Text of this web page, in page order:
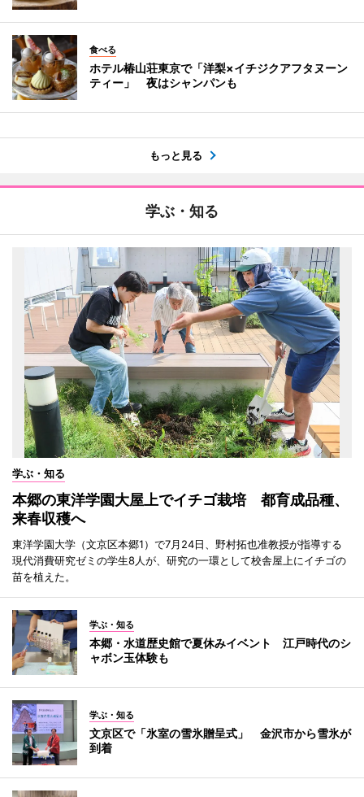
食べる
ホテル椿山荘東京で「洋梨×イチジクアフタヌーン
ティー」 夜はシャンパンも
もっと見る
学ぶ・知る
学ぶ・知る
本郷の東洋学園大屋上でイチゴ栽培 都育成品種、
来春収穫へ
東洋学園大学（文京区本郷1）で7月24日、野村拓也准教授が指導する
現代消費研究ゼミの学生8人が、研究の一環として校舎屋上にイチゴの
苗を植えた。
学ぶ・知る
本郷・水道歴史館で夏休みイベント 江戸時代のシ
ャボン玉体験も
学ぶ・知る
文京区で「氷室の雪氷贈呈式」 金沢市から雪氷が
到着